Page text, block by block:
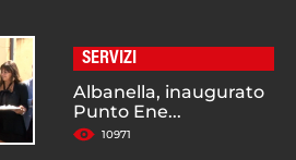
SERVIZI
Albanella, inaugurato
Punto Ene...
10971